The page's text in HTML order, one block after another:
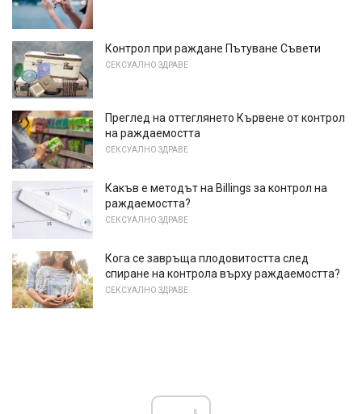
Контрол при раждане Пътуване Съвети
СЕКСУАЛНО ЗДРАВЕ
Преглед на оттеглянето Кървене от контрол
на раждаемостта
СЕКСУАЛНО ЗДРАВЕ
Какъв е методът на Billings за контрол на
раждаемостта?
СЕКСУАЛНО ЗДРАВЕ
Кога се завръща плодовитостта след
спиране на контрола върху раждаемостта?
СЕКСУАЛНО ЗДРАВЕ